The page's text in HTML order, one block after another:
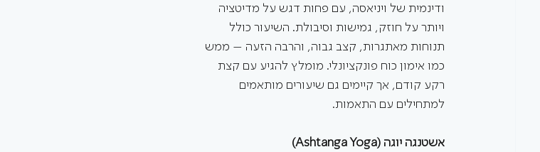
ודינמית של ויניאסה, עם פחות דגש על מדיטציה
ויותר על חוזק, גמישות וסיבולת. השיעור כולל
תנוחות מאתגרות, קצב גבוה, והרבה הזעה – ממש
כמו אימון כוח פונקציונלי. מומלץ להגיע עם קצת
רקע קודם, אך קיימים גם שיעורים מותאמים
למתחילים עם התאמות.
אשטנגה יוגה (Ashtanga Yoga)